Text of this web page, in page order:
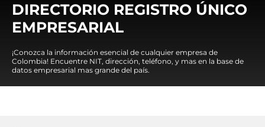
DIRECTORIO REGISTRO ÚNICO
EMPRESARIAL
¡Conozca la información esencial de cualquier empresa de
Colombia! Encuentre NIT, dirección, teléfono, y mas en la base de
datos empresarial mas grande del país.